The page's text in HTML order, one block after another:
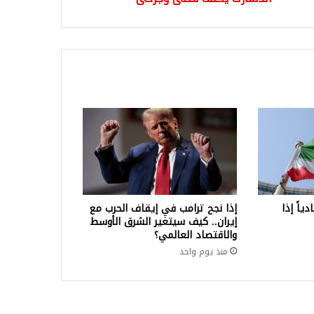
إذا إذا نجح ترامب في إيقاف الحرب مع
إيران.. كيف سيتغير الشرق الأوسط
والاقتصاد العالمي؟
منذ يوم واحد